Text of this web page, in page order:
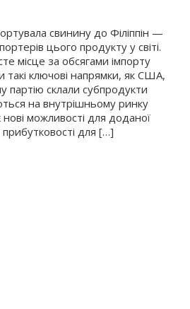
свинину до Філіппін —
цього продукту у світі.
місце за обсягами імпорту
ключові напрямки, як США,
партію склали субпродукти
на внутрішньому ринку
можливості для доданої
для […]